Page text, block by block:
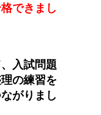
できまし
入試問題
の練習を
がりまし